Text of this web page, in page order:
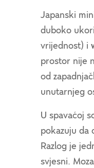
Japanski
duboko
vrijednost) i
prostor nije
od
unutarnjeg
U spavaćoj
pokazuju da
Razlog je
svjesni.